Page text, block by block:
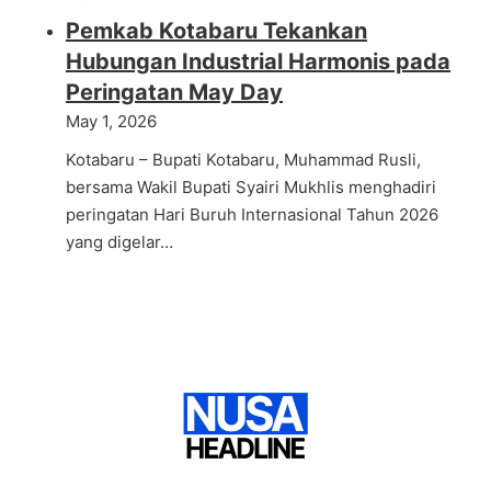
Pemkab Kotabaru Tekankan
Hubungan Industrial Harmonis pada
Peringatan May Day
May 1, 2026
Kotabaru – Bupati Kotabaru, Muhammad Rusli,
bersama Wakil Bupati Syairi Mukhlis menghadiri
peringatan Hari Buruh Internasional Tahun 2026
yang digelar…